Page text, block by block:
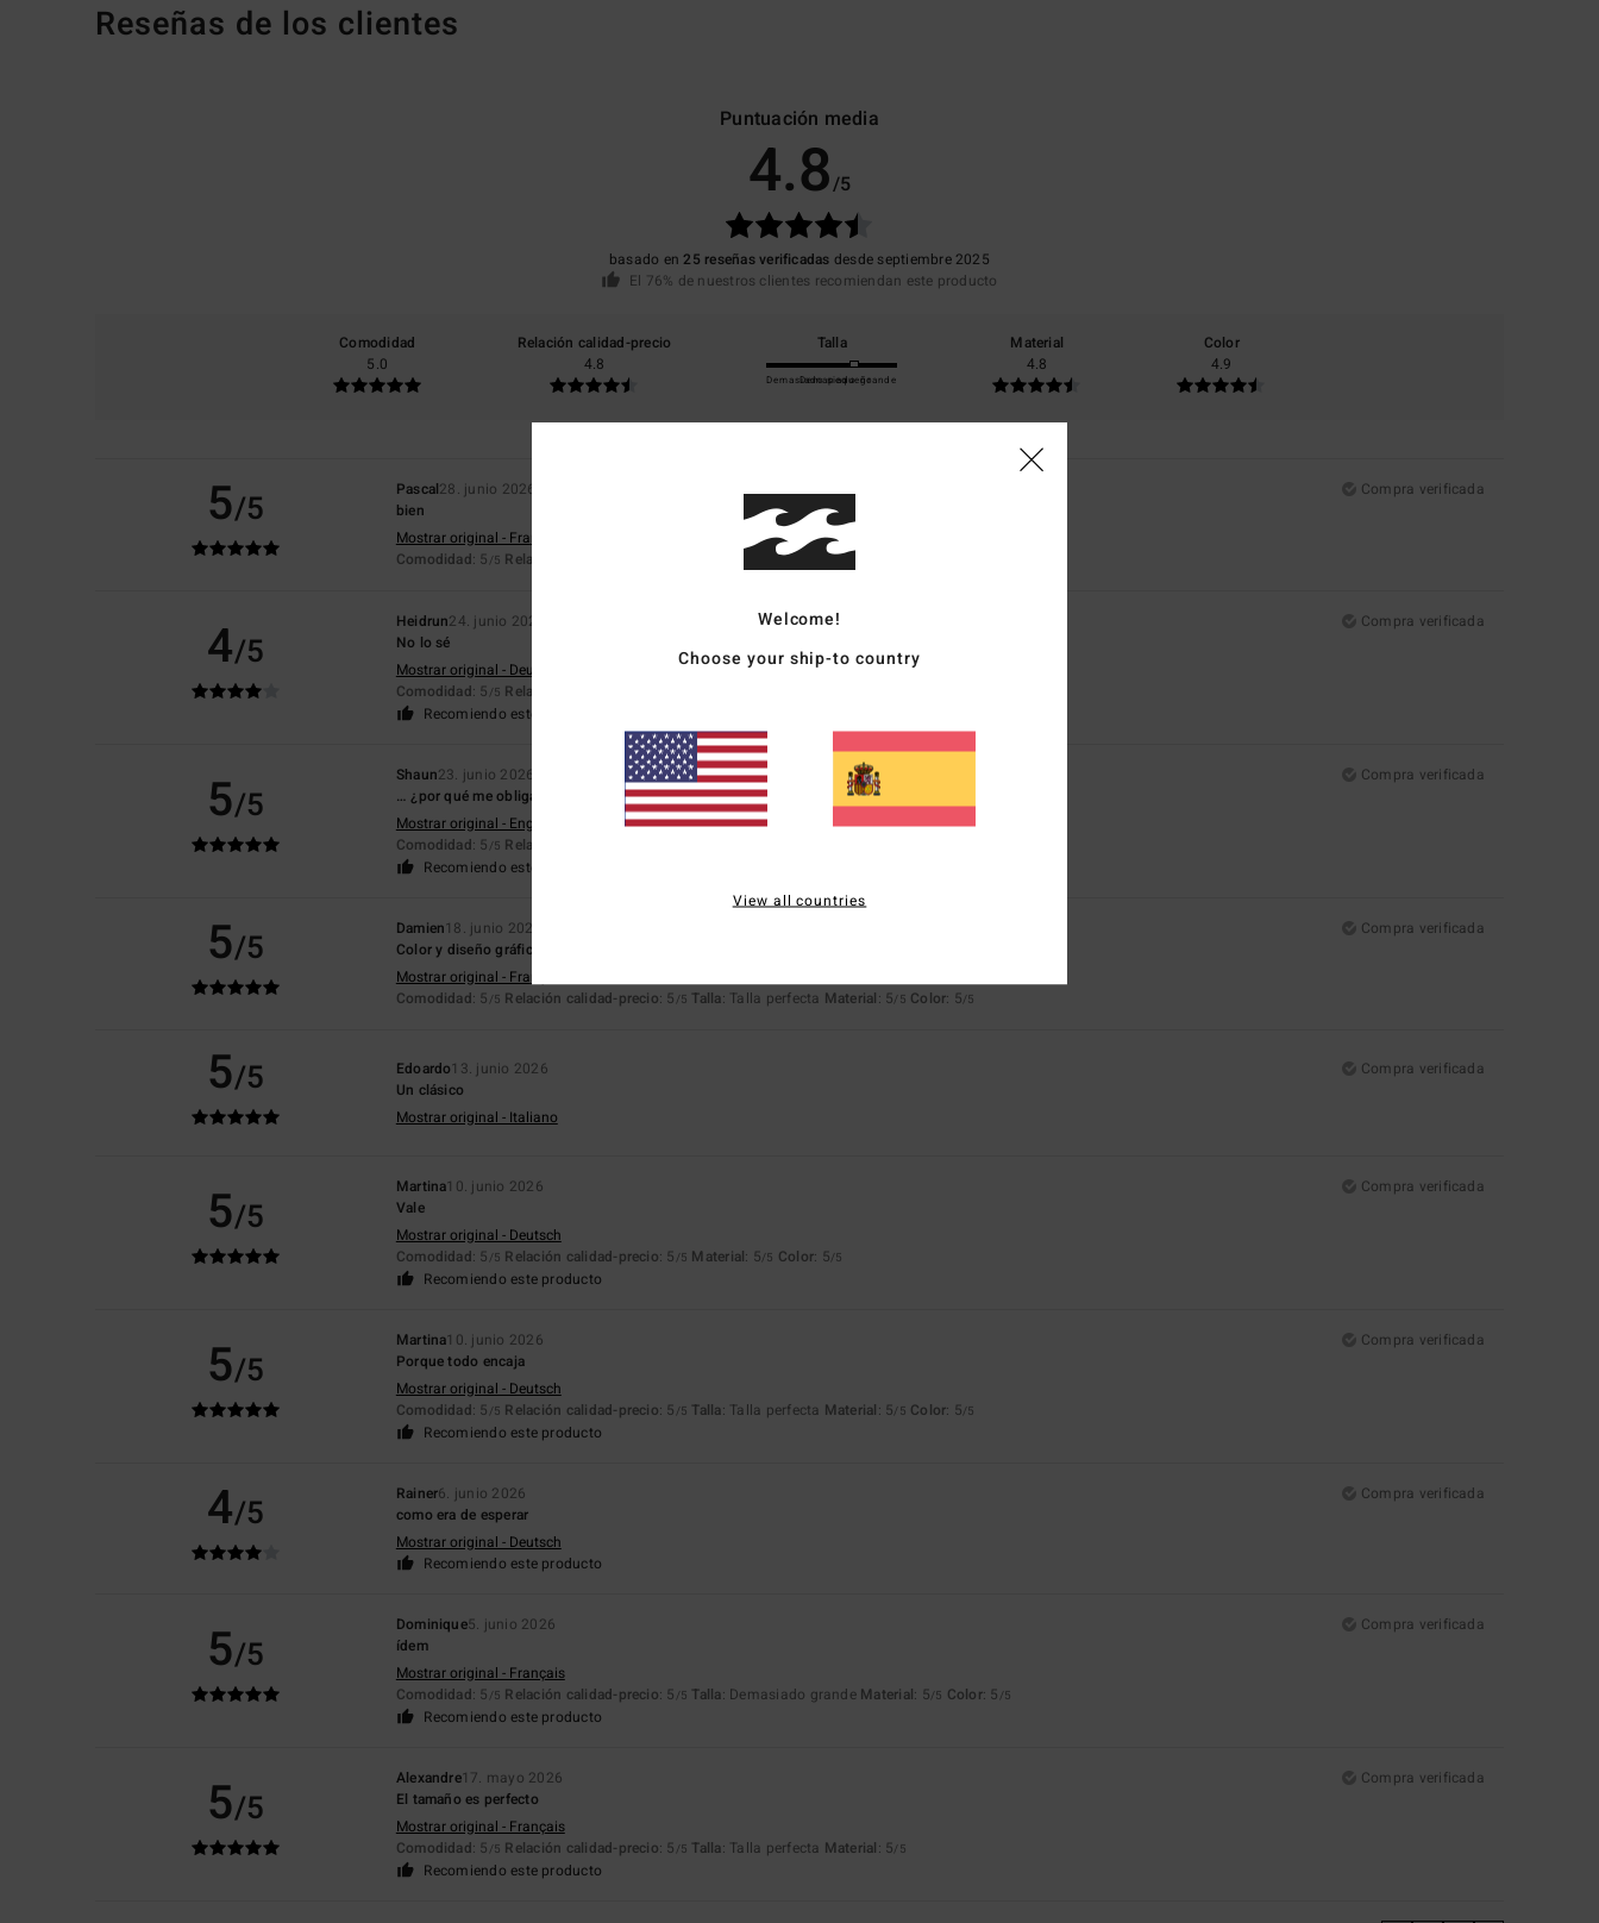
Reseñas de los clientes
Puntuación media
4.8/5
basado en25 reseñas verificadas desde septiembre 2025
El 76% de nuestros clientes recomiendan este producto
Comodidad
5.0
Relación calidad-precio
4.8
Talla
Demasiado pequeño
Demasiado grande
Material
4.8
Color
4.9
5/5 Pascal28. junio 2026
Compra verificada
bien
Mostrar original - Français
Comodidad: 5 /5 Relación calidad-precio : Talla perfecta Material
4/5
Heidrun24. junio 2026
Compra verificada
No lo sé
Mostrar original - Deutsch
Comodidad: 5 /5 Relación calidad-precio
Recomiendo este producto
5/5
Shaun23. junio 2026
Compra verificada
… ¿por qué me obligas a escribir algo?
Mostrar original - English
Comodidad: 5 /5 Relación calidad-precio
Recomiendo este producto
5/5 Damien18. junio 2026
Compra verificada
Color y diseño gráfico
Mostrar original - Français
Comodidad: 5 /5 Relación calidad-precio: 5 /5 Talla: Talla perfecta Material: 5/5 Color: 5/5
5/5 Edoardo13. junio 2026
Compra verificada
Un clásico
Mostrar original - Italiano
5/5
Martina10. junio 2026
Compra verificada
Vale
Mostrar original - Deutsch
Comodidad: 5 /5 Relación calidad-precio: 5 /5 Material: 5/5 Color: 5/5
Recomiendo este producto
5/5
Martina10. junio 2026
Compra verificada
Porque todo encaja
Mostrar original - Deutsch
Comodidad: 5 /5 Relación calidad-precio: 5 /5 Talla: Talla perfecta Material: 5/5 Color: 5/5
Recomiendo este producto
4/5 Rainer6. junio 2026
Compra verificada
como era de esperar
Mostrar original - Deutsch
Recomiendo este producto
5/5
Dominique5. junio 2026
Compra verificada
ídem
Mostrar original - Français
Comodidad: 5 /5 Relación calidad-precio: 5 /5 Talla: Demasiado grande Material: 5/5 Color: 5 /5
Recomiendo este producto
5/5
Alexandre17. mayo 2026
Compra verificada
El tamaño es perfecto
Mostrar original - Français
Comodidad: 5 /5 Relación calidad-precio: 5 /5 Talla: Talla perfecta Material: 5/5
Recomiendo este producto
Welcome!
Choose your ship-to country
View all countries